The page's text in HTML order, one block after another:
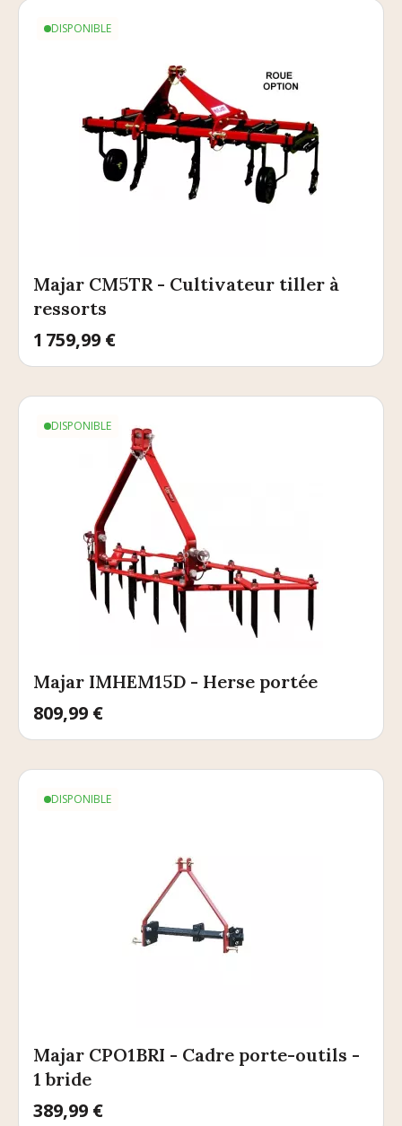
DISPONIBLE
Majar CM5TR - Cultivateur tiller à
ressorts
Prix
1 759,99 €
DISPONIBLE
Majar IMHEM15D - Herse portée
Prix
809,99 €
DISPONIBLE
Majar CPO1BRI - Cadre porte-outils -
1 bride
Prix
389,99 €